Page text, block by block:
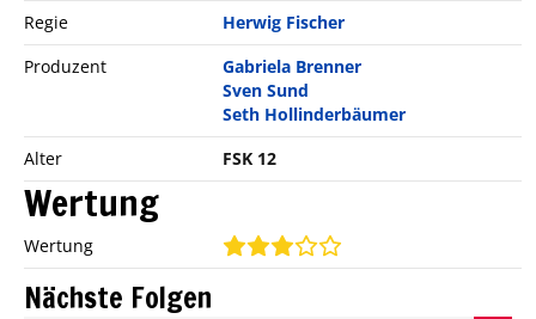
Regie
Herwig Fischer
Produzent
Gabriela Brenner
Sven Sund
Seth Hollinderbäumer
Alter
FSK 12
Wertung
Wertung
Nächste Folgen